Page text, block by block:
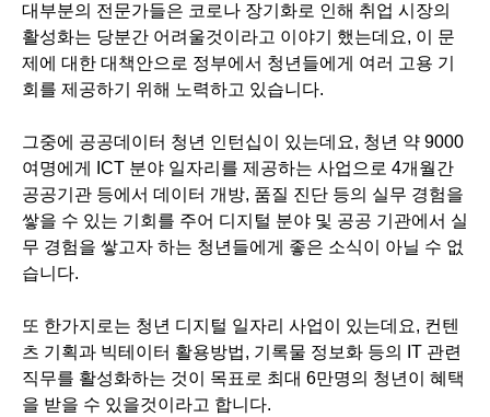
대부분의 전문가들은 코로나 장기화로 인해 취업 시장의
활성화는 당분간 어려울것이라고 이야기 했는데요, 이 문
제에 대한 대책안으로 정부에서 청년들에게 여러 고용 기
회를 제공하기 위해 노력하고 있습니다.
그중에 공공데이터 청년 인턴십이 있는데요, 청년 약 9000
여명에게 ICT 분야 일자리를 제공하는 사업으로 4개월간
공공기관 등에서 데이터 개방, 품질 진단 등의 실무 경험을
쌓을 수 있는 기회를 주어 디지털 분야 및 공공 기관에서 실
무 경험을 쌓고자 하는 청년들에게 좋은 소식이 아닐 수 없
습니다.
또 한가지로는 청년 디지털 일자리 사업이 있는데요, 컨텐
츠 기획과 빅테이터 활용방법, 기록물 정보화 등의 IT 관련
직무를 활성화하는 것이 목표로 최대 6만명의 청년이 혜택
을 받을 수 있을것이라고 합니다.